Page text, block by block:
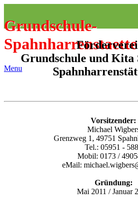
Grundschule-
Spahnharrenstaette
Menu
Grundschule und Kita
Vorsitzender:
Michael
Grenzweg 1, 49751
Tel.: 05951 -
Mobil: 0173 /
eMail:
Gründung:
Mai 2011 / Januar